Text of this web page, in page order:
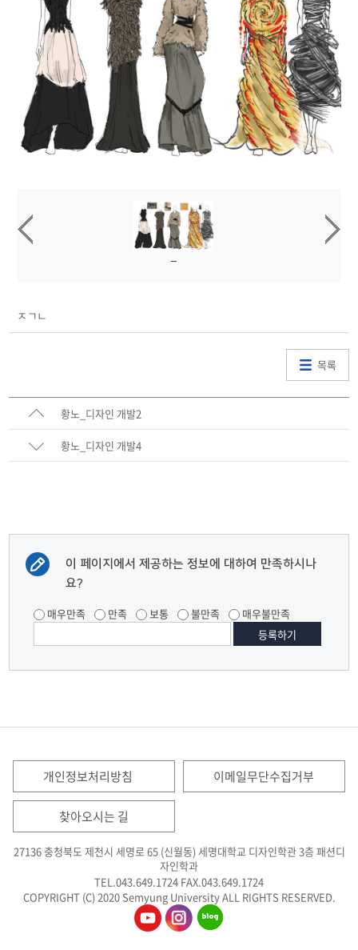
ㅈㄱㄴ
목록
황노_디자인 개발2
황노_디자인 개발4
이 페이지에서 제공하는 정보에 대하여 만족하시나
요?
매우만족 만족 보통 불만족 매우불만족
개인정보처리방침 이메일무단수집거부
찾아오시는 길
27136 충청북도 제천시 세명로 65 (신월동) 세명대학교 디자인학관 3층 패션디
자인학과
TEL.043.649.1724 FAX.043.649.1724
COPYRIGHT (C) 2020 Semyung University ALL RIGHTS RESERVED.